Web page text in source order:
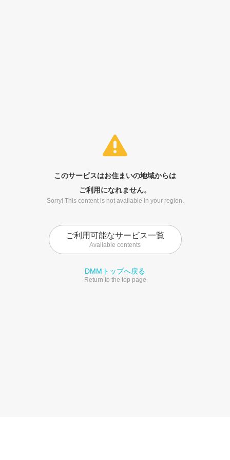
このサービスはお住まいの地域からは
ご利用になれません。
Sorry! This content is not available in your region.
ご利用可能なサービス一覧
Available contents
DMMトップへ戻る
Return to the top page